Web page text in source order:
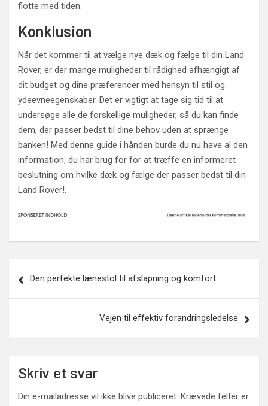
flotte med tiden.
Konklusion
Når det kommer til at vælge nye dæk og fælge til din Land
Rover, er der mange muligheder til rådighed afhængigt af
dit budget og dine præferencer med hensyn til stil og
ydeevneegenskaber. Det er vigtigt at tage sig tid til at
undersøge alle de forskellige muligheder, så du kan finde
dem, der passer bedst til dine behov uden at sprænge
banken! Med denne guide i hånden burde du nu have al den
information, du har brug for for at træffe en informeret
beslutning om hvilke dæk og fælge der passer bedst til din
Land Rover!.
Den perfekte lænestol til afslapning og komfort
Vejen til effektiv forandringsledelse
Skriv et svar
Din e-mailadresse vil ikke blive publiceret. Krævede felter er